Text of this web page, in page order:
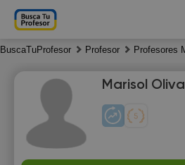
BuscaTuProfesor Profesor Profesores
Marisol